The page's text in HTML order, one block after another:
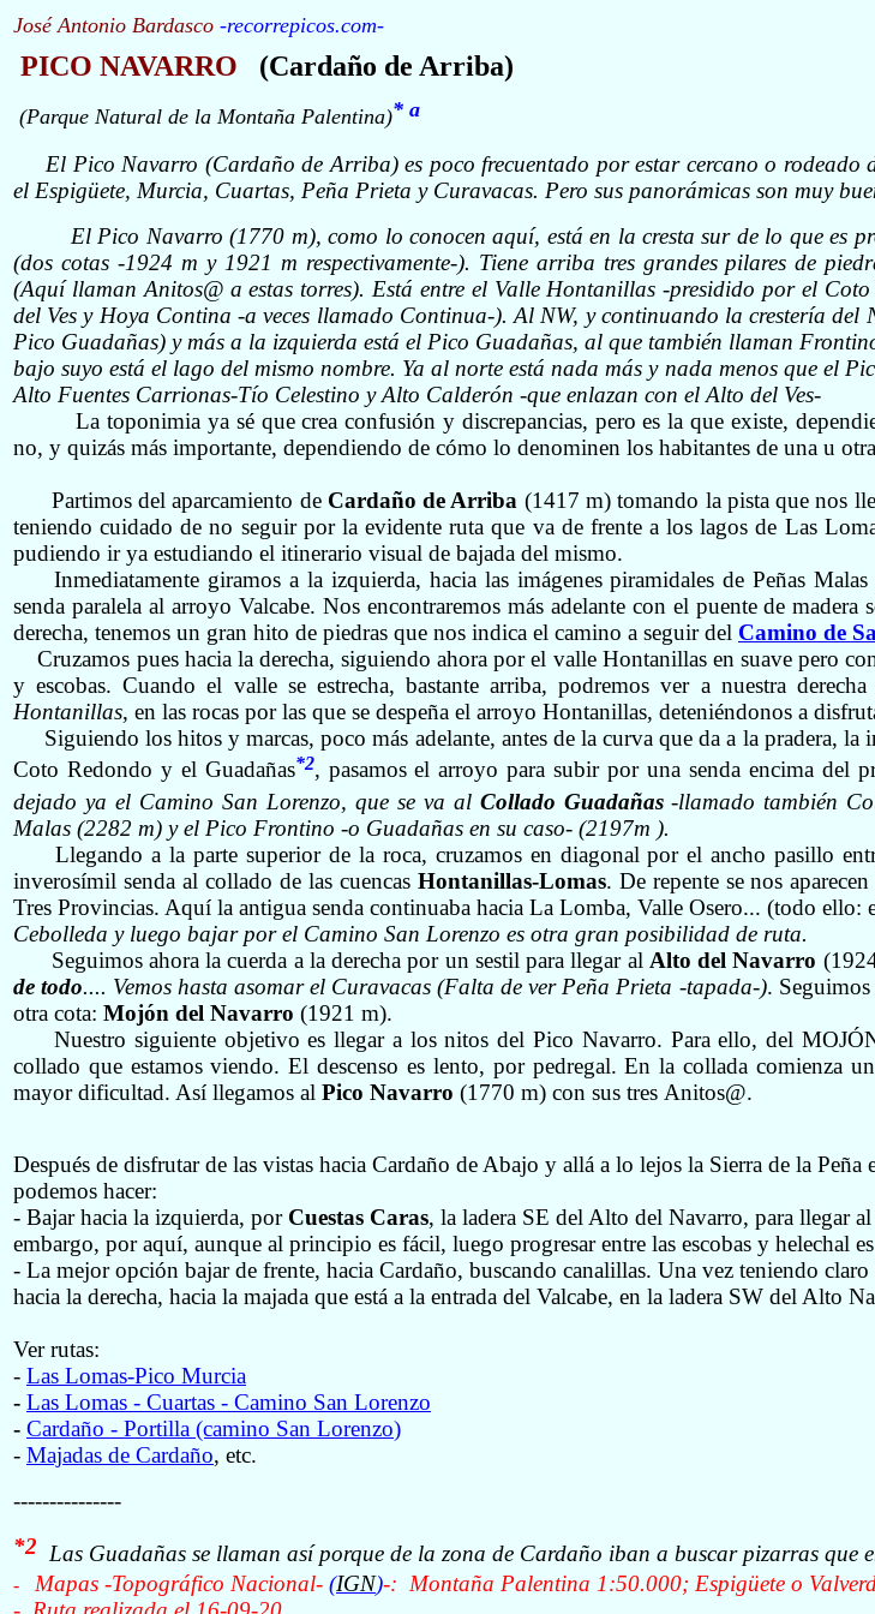
José Antonio Bardasco -recorrepicos.com-
PICO NAVARRO (Cardaño de Arriba)
(Parque Natural de la Montaña Palentina)* a
El Pico Navarro (Cardaño de Arriba) es poco frecuentado por estar cercano o rodeado
el Espigüete, Murcia, Cuartas, Peña Prieta y Curavacas. Pero sus panorámicas son muy
El Pico Navarro (1770 m), como lo conocen aquí, está en la cresta sur de lo que es
(dos cotas -1924 m y 1921 m respectivamente-). Tiene arriba tres grandes pilares de
(Aquí llamanAnitos@a estas torres). Está entre el Valle Hontanillas -presidido por el
del Ves y Hoya Contina -a veces llamado Continua-). Al NW, y continuando la crestería del
Pico Guadañas) y más a la izquierda está el Pico Guadañas, al que también llaman
bajo suyo está el lago del mismo nombre. Ya al norte está nada más y nada menos que el
Alto Fuentes Carrionas-Tío Celestino y Alto Calderón -que enlazan con el Alto del Ves-
La toponimia ya sé que crea confusión y discrepancias, pero es la que existe,
no, y quizás más importante, dependiendo de cómo lo denominen los habitantes de una u
Partimos del aparcamiento de Cardaño de Arriba (1417 m)tomando la pista que nos
teniendo cuidado de no seguir por la evidente ruta que va de frente a los lagos de Las
pudiendo ir ya estudiando el itinerario visual de bajada del mismo.
Inmediatamente giramos a la izquierda, hacia las imágenes piramidales de Peñas
senda paralela al arroyo Valcabe. Nos encontraremos más adelante con el puente de madera
derecha, tenemos un gran hito de piedras que nos indica el camino a seguir del Camino de
Cruzamos pues hacia la derecha, siguiendo ahora por el valle Hontanillas en suave pero
y escobas. Cuando el valle se estrecha, bastante arriba, podremos ver a nuestra
Hontanillas, en las rocas por las que se despeña el arroyo Hontanillas, deteniéndonos a
Siguiendo los hitos y marcas, poco más adelante, antes de la curva que da a la pradera,
Coto Redondo y el Guadañas*2, pasamos el arroyo para subir por una senda encima del
dejado ya el Camino San Lorenzo, que se va al Collado Guadañas-llamado también
Malas (2282 m) y el Pico Frontino -o Guadañas en su caso- (2197m ).
Llegando a la parte superior de la roca, cruzamos en diagonal por el ancho pasillo
inverosímil senda al collado de las cuencasHontanillas-Lomas. De repente se nos
Tres Provincias. Aquí la antigua senda continuaba hacia La Lomba, Valle Osero... (todo ello:
Cebolleda y luego bajar por el Camino San Lorenzo es otra gran posibilidad de ruta.
Seguimos ahora la cuerda a la derecha por un sestil para llegar al Alto del Navarro
de todo.... Vemos hasta asomar el Curavacas (Falta de ver Peña Prieta -tapada-). Seguimos
otra cota: Mojón del Navarro (1921 m).
Nuestro siguiente objetivo es llegar a los nitos del Pico Navarro. Para ello, del
collado que estamos viendo. El descenso es lento, por pedregal. En la collada comienza
mayor dificultad. Así llegamos al Pico Navarro (1770 m) con sus tres Anitos@.
Después de disfrutar de las vistas hacia Cardaño de Abajo y allá a lo lejos la Sierra de la
podemos hacer:
- Bajar hacia la izquierda, por Cuestas Caras, la ladera SE del Alto del Navarro, para llegar
embargo, por aquí, aunque al principio es fácil, luego progresar entre las escobas y helechal
- La mejor opción bajar de frente, hacia Cardaño, buscando canalillas. Una vez teniendo
hacia la derecha, hacia la majada que está a la entrada del Valcabe, en la ladera SW del Alto
Ver rutas:
- Las Lomas-Pico Murcia
- Las Lomas ‑ Cuartas ‑ Camino San Lorenzo
- Cardaño ‑ Portilla (camino San Lorenzo)
- Majadas de Cardaño, etc.
---------------
*2 Las Guadañas se llaman así porque de la zona de Cardaño iban a buscar pizarras que
- Mapas -Topográfico Nacional- (IGN)‑: Montaña Palentina 1:50.000; Espigüete o